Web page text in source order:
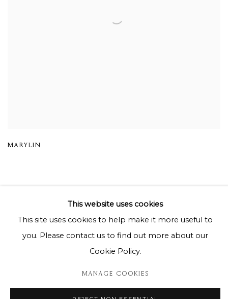
MARYLIN
Privacy Policy Cookie Policy Manage cookies
© 2026 MOMENTUM ART GALLERY SITE BY ARTLOGIC
This website uses cookies
This site uses cookies to help make it more useful to
you. Please contact us to find out more about our
Cookie Policy.
MANAGE COOKIES